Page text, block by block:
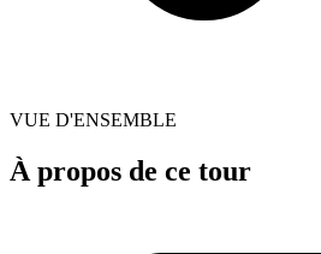
VUE D'ENSEMBLE
À propos de ce tour